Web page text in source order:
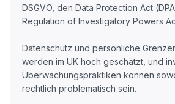
DSGVO, den Data Protection Act
Regulation of Investigatory Powers
Datenschutz und persönliche
werden im UK hoch geschätzt, und
Überwachungspraktiken können
rechtlich problematisch sein.